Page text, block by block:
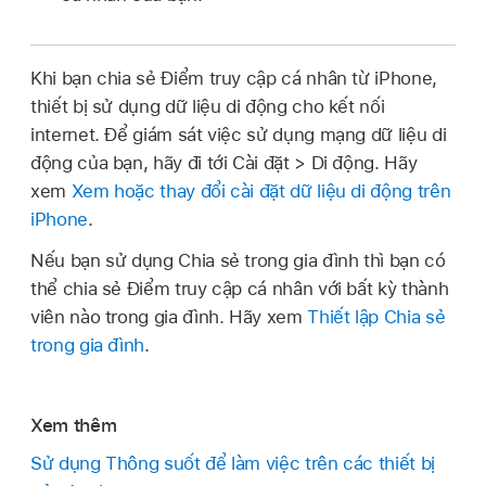
Khi bạn chia sẻ Điểm truy cập cá nhân từ iPhone,
thiết bị sử dụng dữ liệu di động cho kết nối
internet. Để giám sát việc sử dụng mạng dữ liệu di
động của bạn, hãy đi tới Cài đặt > Di động. Hãy
xem Xem hoặc thay đổi cài đặt dữ liệu di động trên
iPhone.
Nếu bạn sử dụng Chia sẻ trong gia đình thì bạn có
thể chia sẻ Điểm truy cập cá nhân với bất kỳ thành
viên nào trong gia đình. Hãy xemThiết lập Chia sẻ
trong gia đình.
Xem thêm
Sử dụng Thông suốt để làm việc trên các thiết bị